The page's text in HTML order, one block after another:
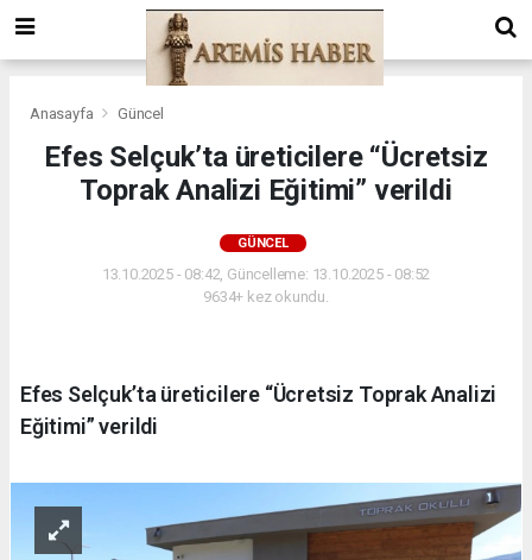
Anasayfa Güncel
Efes Selçuk’ta üreticilere “Ücretsiz
Toprak Analizi Eğitimi” verildi
GÜNCEL
13.10.2025 - 08:42, Güncelleme: 13.10.2025 - 08:52
9634+ kez okundu.
Efes Selçuk’ta üreticilere “Ücretsiz Toprak Analizi
Eğitimi” verildi